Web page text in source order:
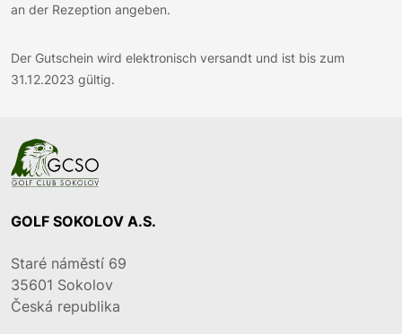
an der Rezeption angeben.
Der Gutschein wird elektronisch versandt und ist bis zum
31.12.2023 gültig.
GOLF SOKOLOV A.S.
Staré náměstí 69
35601 Sokolov
Česká republika